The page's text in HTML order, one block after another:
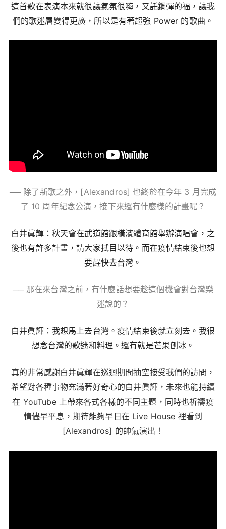
這首歌在表演本來就很讓氣氛很嗨，又託鋼彈的福，讓我
們的歌迷層變得更廣，所以是有著超強 Power 的歌曲。
── 除了新歌之外，[Alexandros] 也終於在今年 3 月完成
了 10 周年紀念公演，接下來還有什麼樣的計畫呢？
白井眞輝：秋天會在武道館跟橫濱體育館舉辦演唱會，之
後也有許多計畫，請大家拭目以待。而在疫情結束後也想
要趕快去台灣。
── 那在來台灣之前，有什麼話想要趁這個機會對台灣樂
迷說的？
白井眞輝：我想馬上去台灣。疫情結束後就立刻去。我很
想念台灣的歌迷和料理。還有就是芒果刨冰。
真的非常感謝白井眞輝在巡迴期間抽空接受我們的訪問，
希望對各種事物充滿著好奇心的白井眞輝，未來也能持續
在 YouTube 上帶來各式各樣的不同主題，同時也祈禱疫
情儘早平息，期待能夠早日在 Live House 裡看到
[Alexandros] 的帥氣演出！